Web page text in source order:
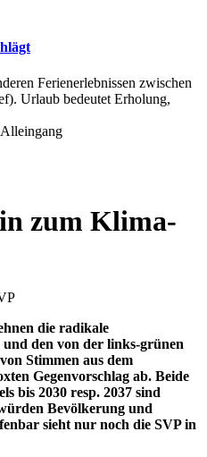
Ferienerlebnissen zwischen
Urlaub bedeutet Erholung,
zum Klima-
die radikale
den von der links-grünen
Stimmen aus dem
Gegenvorschlag ab. Beide
bis 2030 resp. 2037 sind
Bevölkerung und
sieht nur noch die SVP in